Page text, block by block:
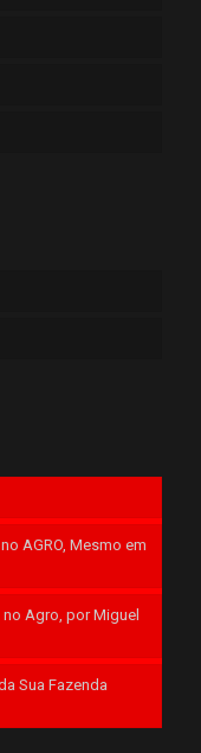
AGRO, Mesmo em
Agro, por Miguel
Sua Fazenda